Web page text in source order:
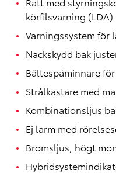
körfilsvarning (LDA)
Varningssystem för
Nackskydd bak
Bältespåminnare
Strålkastare med
Kombinationsljus
Ej larm med
Bromsljus, högt